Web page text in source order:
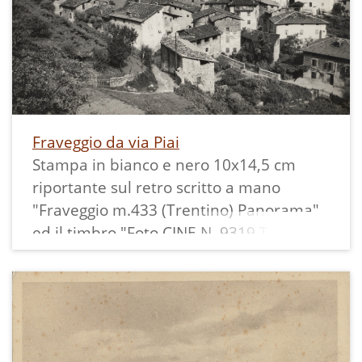
Fraveggio da via Piai
Stampa in bianco e nero 10x14,5 cm
riportante sul retro scritto a mano
"Fraveggio m.433 (Trentino) Panorama"
ed il timbro "Foto CINE N. 9319 TRENTO".
Nello scatto sono visibili la chiesa e "la
botega del Guerino" ristrutturata nel
1957.